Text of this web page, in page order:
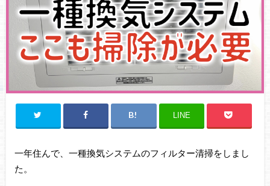
LINE
一年住んで、一種換気システムのフィルター清掃をしまし
た。